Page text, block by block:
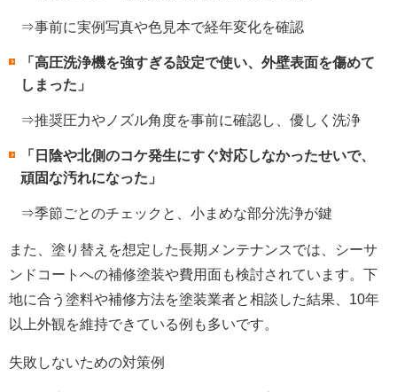
⇒事前に実例写真や色見本で経年変化を確認
「高圧洗浄機を強すぎる設定で使い、外壁表面を傷めて
しまった」
⇒推奨圧力やノズル角度を事前に確認し、優しく洗浄
「日陰や北側のコケ発生にすぐ対応しなかったせいで、
頑固な汚れになった」
⇒季節ごとのチェックと、小まめな部分洗浄が鍵
また、塗り替えを想定した長期メンテナンスでは、シーサ
ンドコートへの補修塗装や費用面も検討されています。下
地に合う塗料や補修方法を塗装業者と相談した結果、10年
以上外観を維持できている例も多いです。
失敗しないための対策例